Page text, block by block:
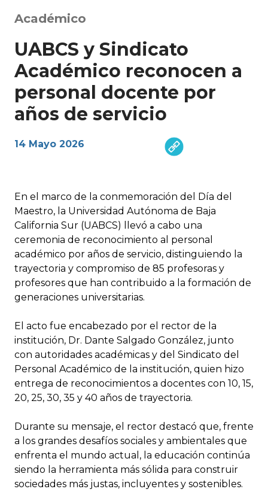
Académico
UABCS y Sindicato
Académico reconocen a
personal docente por
años de servicio
14 Mayo 2026
En el marco de la conmemoración del Día del
Maestro, la Universidad Autónoma de Baja
California Sur (UABCS) llevó a cabo una
ceremonia de reconocimiento al personal
académico por años de servicio, distinguiendo la
trayectoria y compromiso de 85 profesoras y
profesores que han contribuido a la formación de
generaciones universitarias.
El acto fue encabezado por el rector de la
institución, Dr. Dante Salgado González, junto
con autoridades académicas y del Sindicato del
Personal Académico de la institución, quien hizo
entrega de reconocimientos a docentes con 10, 15,
20, 25, 30, 35 y 40 años de trayectoria.
Durante su mensaje, el rector destacó que, frente
a los grandes desafíos sociales y ambientales que
enfrenta el mundo actual, la educación continúa
siendo la herramienta más sólida para construir
sociedades más justas, incluyentes y sostenibles.